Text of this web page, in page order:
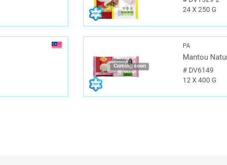
24 X 250 G
Coming soon
PA
Mantou
# DV6149
12 X 400 G